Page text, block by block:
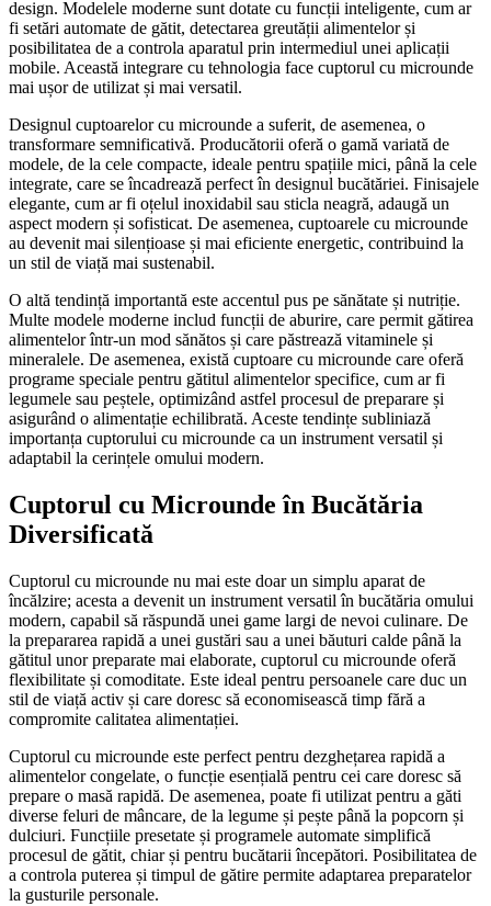
design. Modelele moderne sunt dotate cu funcții inteligente, cum ar
fi setări automate de gătit, detectarea greutății alimentelor și
posibilitatea de a controla aparatul prin intermediul unei aplicații
mobile. Această integrare cu tehnologia face cuptorul cu microunde
mai ușor de utilizat și mai versatil.
Designul cuptoarelor cu microunde a suferit, de asemenea, o
transformare semnificativă. Producătorii oferă o gamă variată de
modele, de la cele compacte, ideale pentru spațiile mici, până la cele
integrate, care se încadrează perfect în designul bucătăriei. Finisajele
elegante, cum ar fi oțelul inoxidabil sau sticla neagră, adaugă un
aspect modern și sofisticat. De asemenea, cuptoarele cu microunde
au devenit mai silențioase și mai eficiente energetic, contribuind la
un stil de viață mai sustenabil.
O altă tendință importantă este accentul pus pe sănătate și nutriție.
Multe modele moderne includ funcții de aburire, care permit gătirea
alimentelor într-un mod sănătos și care păstrează vitaminele și
mineralele. De asemenea, există cuptoare cu microunde care oferă
programe speciale pentru gătitul alimentelor specifice, cum ar fi
legumele sau peștele, optimizând astfel procesul de preparare și
asigurând o alimentație echilibrată. Aceste tendințe subliniază
importanța cuptorului cu microunde ca un instrument versatil și
adaptabil la cerințele omului modern.
Cuptorul cu Microunde în Bucătăria
Diversificată
Cuptorul cu microunde nu mai este doar un simplu aparat de
încălzire; acesta a devenit un instrument versatil în bucătăria omului
modern, capabil să răspundă unei game largi de nevoi culinare. De
la prepararea rapidă a unei gustări sau a unei băuturi calde până la
gătitul unor preparate mai elaborate, cuptorul cu microunde oferă
flexibilitate și comoditate. Este ideal pentru persoanele care duc un
stil de viață activ și care doresc să economisească timp fără a
compromite calitatea alimentației.
Cuptorul cu microunde este perfect pentru dezghețarea rapidă a
alimentelor congelate, o funcție esențială pentru cei care doresc să
prepare o masă rapidă. De asemenea, poate fi utilizat pentru a găti
diverse feluri de mâncare, de la legume și pește până la popcorn și
dulciuri. Funcțiile presetate și programele automate simplifică
procesul de gătit, chiar și pentru bucătarii începători. Posibilitatea de
a controla puterea și timpul de gătire permite adaptarea preparatelor
la gusturile personale.